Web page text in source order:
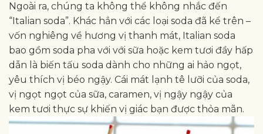
Ngoài ra, chúng ta không thể không nhắc đến
“Italian soda”. Khác hẳn với các loại soda đã kể trên –
vốn nghiêng về hương vị thanh mát, Italian soda
bao gồm soda pha với với sữa hoặc kem tươi đầy hấp
dẫn là biến tấu soda dành cho những ai hảo ngọt,
yêu thích vị béo ngậy. Cái mát lạnh tê lưỡi của soda,
vị ngọt ngọt của sữa, caramen, vị ngậy ngậy của
kem tươi thực sự khiến vị giác bạn được thỏa mãn.